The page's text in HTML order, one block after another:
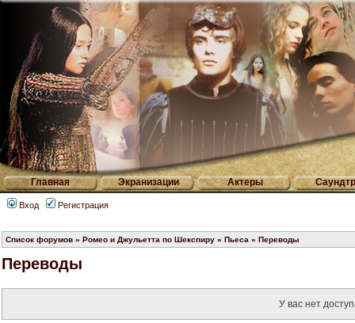
Главная Экранизации Актеры
Вход Регистрация
Список форумов » Ромео и Джульетта по Шекспиру » Пьеса » Переводы
Переводы
У вас нет